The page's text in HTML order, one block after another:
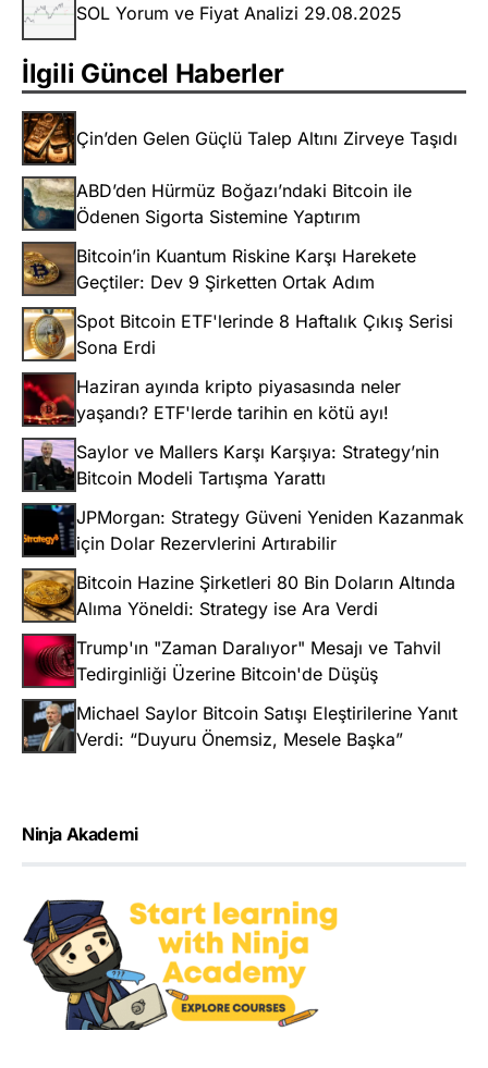
SOL Yorum ve Fiyat Analizi 29.08.2025
İlgili Güncel Haberler
Çin’den Gelen Güçlü Talep Altını Zirveye Taşıdı
ABD’den Hürmüz Boğazı’ndaki Bitcoin ile
Ödenen Sigorta Sistemine Yaptırım
Bitcoin’in Kuantum Riskine Karşı Harekete
Geçtiler: Dev 9 Şirketten Ortak Adım
Spot Bitcoin ETF'lerinde 8 Haftalık Çıkış Serisi
Sona Erdi
Haziran ayında kripto piyasasında neler
yaşandı? ETF'lerde tarihin en kötü ayı!
Saylor ve Mallers Karşı Karşıya: Strategy’nin
Bitcoin Modeli Tartışma Yarattı
JPMorgan: Strategy Güveni Yeniden Kazanmak
için Dolar Rezervlerini Artırabilir
Bitcoin Hazine Şirketleri 80 Bin Doların Altında
Alıma Yöneldi: Strategy ise Ara Verdi
Trump'ın "Zaman Daralıyor" Mesajı ve Tahvil
Tedirginliği Üzerine Bitcoin'de Düşüş
Michael Saylor Bitcoin Satışı Eleştirilerine Yanıt
Verdi: “Duyuru Önemsiz, Mesele Başka”
Ninja Akademi